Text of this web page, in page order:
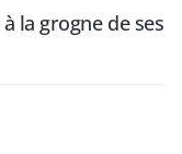
la grogne de ses